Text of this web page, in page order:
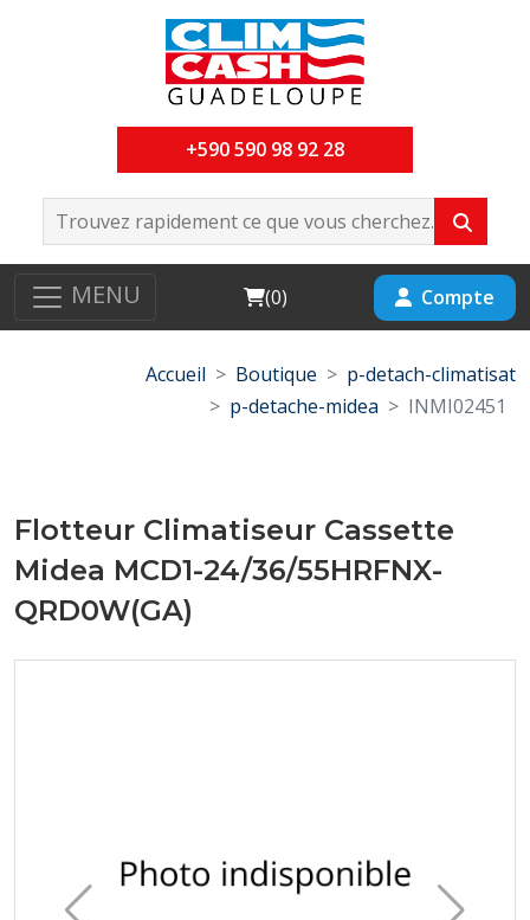
+590 590 98 92 28
MENU Cart
(0) Compte
Accueil Boutique
p-detach-climatisat
p-detache-midea
INMI02451
Flotteur Climatiseur Cassette
Midea MCD1-24/36/55HRFNX-
QRD0W(GA)